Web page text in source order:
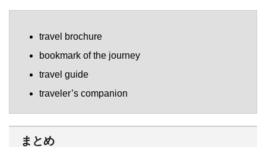
travel brochure
bookmark of the journey
travel guide
traveler’s companion
まとめ